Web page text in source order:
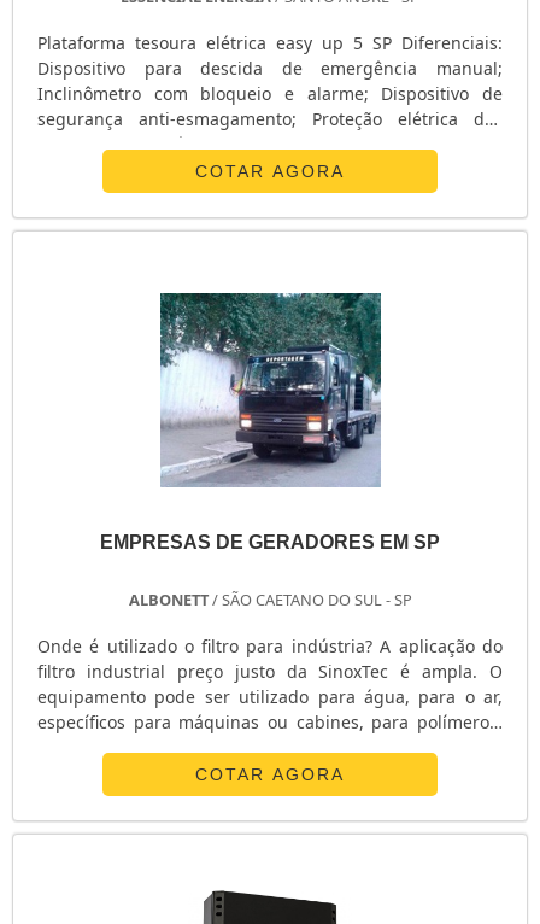
Plataforma tesoura elétrica easy up 5 SP Diferenciais:
Dispositivo para descida de emergência manual;
Inclinômetro com bloqueio e alarme; Dispositivo de
segurança anti-esmagamento; Proteção elétrica das
tesouras; Superfície antiderrapante no deck; Proteção
antitombamento; Seletor para 3 diferentes velocidades
proporcionais; Alarme audível de movimento;
Carregador de bateria com desativação automática com
COTAR AGORA
EMPRESAS DE GERADORES EM SP
ALBONETT/ SÃO CAETANO DO SUL - SP
Onde é utilizado o filtro para indústria? A aplicação do
filtro industrial preço justo da SinoxTec é ampla. O
equipamento pode ser utilizado para água, para o ar,
específicos para máquinas ou cabines, para polímeros,
para vaporcondensado, entre diversas outras
configurações, tais como: - Construção em inox, aço
carbono, ferro fundido, ferro nodular, bronze; - Conexões
COTAR AGORA